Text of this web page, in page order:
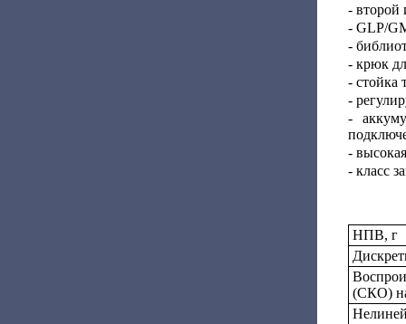
- второй
- GLP/
-
- крюк
- стойка
-
-
-
- класс
НПВ, г
(СКО)